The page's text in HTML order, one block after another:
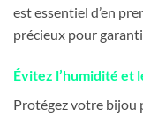
est essentiel d’en
précieux pour
Évitez l’humidité et
Protégez votre bijou